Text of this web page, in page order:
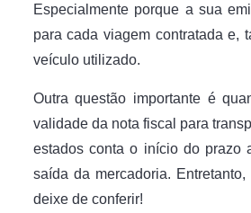
Especialmente porque a sua
para cada viagem contratada e,
veículo utilizado.
Outra questão importante é
validade da nota fiscal para
estados conta o início do prazo
saída da mercadoria.
deixe de conferir!